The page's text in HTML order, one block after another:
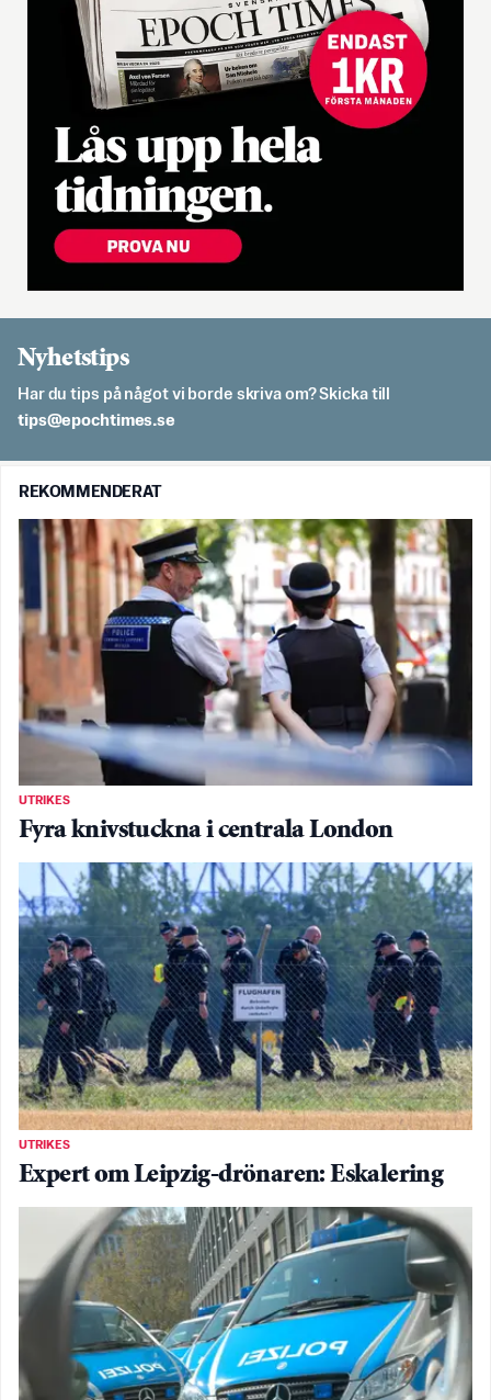
Nyhetstips
Har du tips på något vi borde skriva om? Skicka till
es.semithcope@spit
REKOMMENDERAT
UTRIKES
Fyra knivstuckna i centrala London
UTRIKES
Expert om Leipzig-drönaren: Eskalering